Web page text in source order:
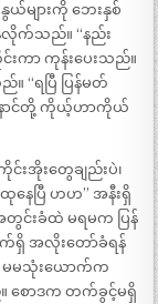
များကို ဘေးနှစ်
လိုက်သည်။ “နည်း
င်းကာ ကုန်းပေးသည်။
“ရပြီ ပြန်မတ်
ောင်တို့ ကိုယ့်ဟာကိုယ်
အိုးတွေချည်းပဲ၊
နေပြီ ဟဟ” အနီးရှိ
င်းခံထဲ မရမက ပြန်
အလိုးတော်ခံရန်
မမသုံးယောက်က
ောဒက တက်ခွင့်မရှိ